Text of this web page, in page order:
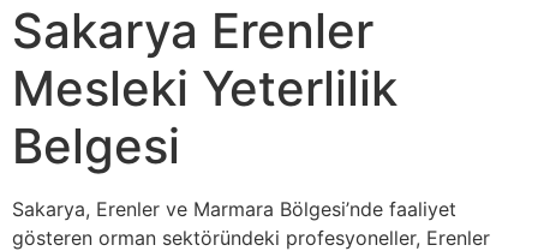
Sakarya Erenler
Mesleki Yeterlilik
Belgesi
Sakarya, Erenler ve Marmara Bölgesi’nde faaliyet
gösteren orman sektöründeki profesyoneller, Erenler